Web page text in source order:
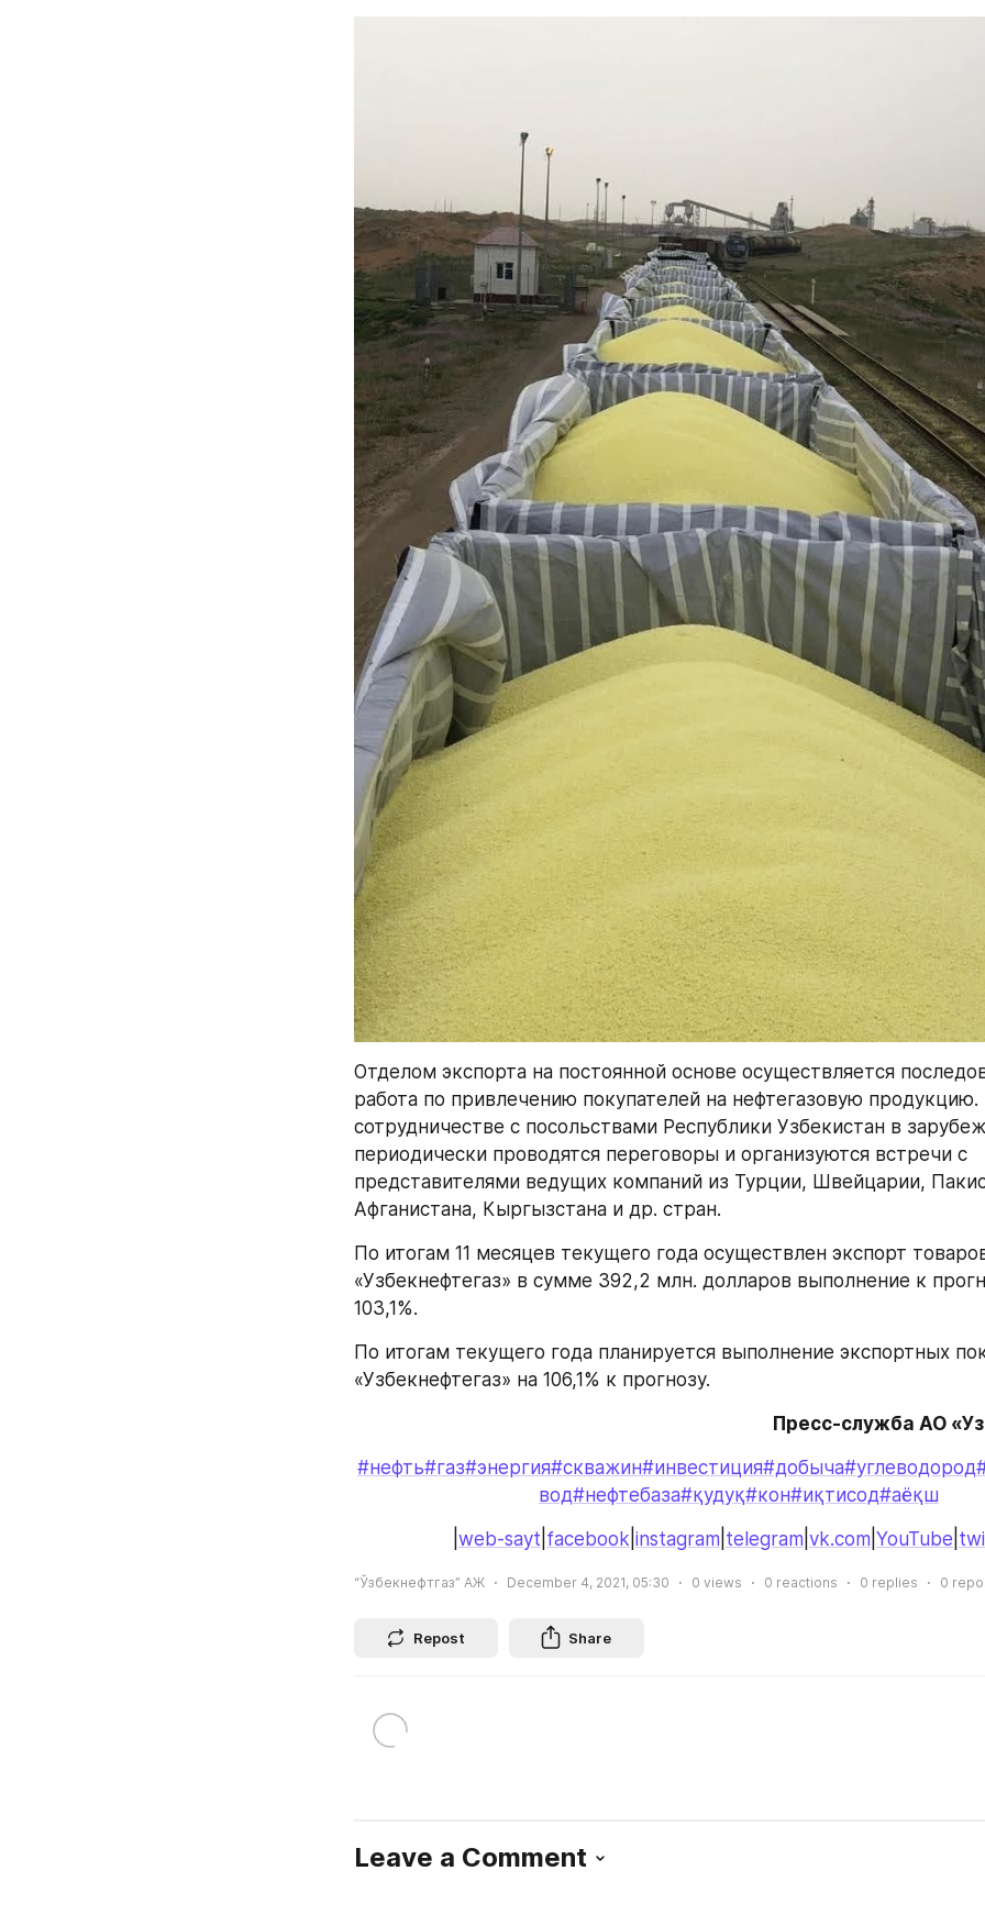
Отделом экспорта на постоянной основе осуществляется
работа по привлечению покупателей на нефтегазовую
сотрудничестве с посольствами Республики Узбекистан в
периодически проводятся переговоры и организуются встречи с
представителями ведущих компаний из Турции, Швейцарии,
Афганистана, Кыргызстана и др. стран.
По итогам 11 месяцев текущего года осуществлен экспорт
«Узбекнефтегаз» в сумме 392,2 млн. долларов выполнение к
103,1%.
По итогам текущего года планируется выполнение экспортных
«Узбекнефтегаз» на 106,1% к прогнозу.
Пресс-служба АО
#нефть#газ#энергия#скважин#инвестиция#добыча#углеводород
вод#нефтебаза#қудуқ#кон#иқтисод#аёқш
web-sayt facebook instagram telegram vk.com YouTube
“Ўзбекнефтгаз” АЖ December 4, 2021, 05:30 0 views 0 reactions 0 replies 0
Repost Share
Leave a Comment